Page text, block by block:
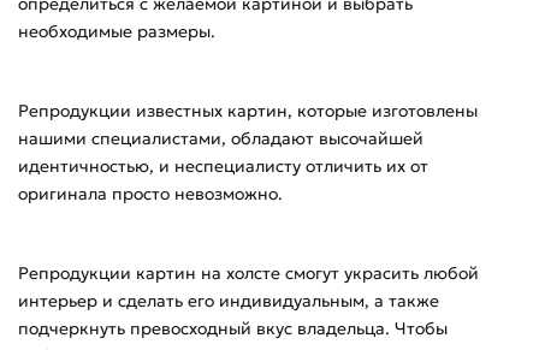
необходимые размеры.
Репродукции известных картин, которые изготовлены
нашими специалистами, обладают высочайшей
идентичностью, и неспециалисту отличить их от
оригинала просто невозможно.
Репродукции картин на холсте смогут украсить любой
интерьер и сделать его индивидуальным, а также
подчеркнуть превосходный вкус владельца. Чтобы